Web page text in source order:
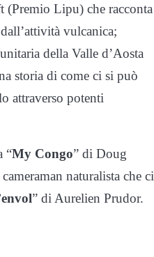
(Premio Lipu) che racconta
vulcanica;
della Valle d’Aosta
storia di come ci si può
attraverso potenti
“My Congo” di Doug
naturalista che ci
” di Aurelien Prudor.